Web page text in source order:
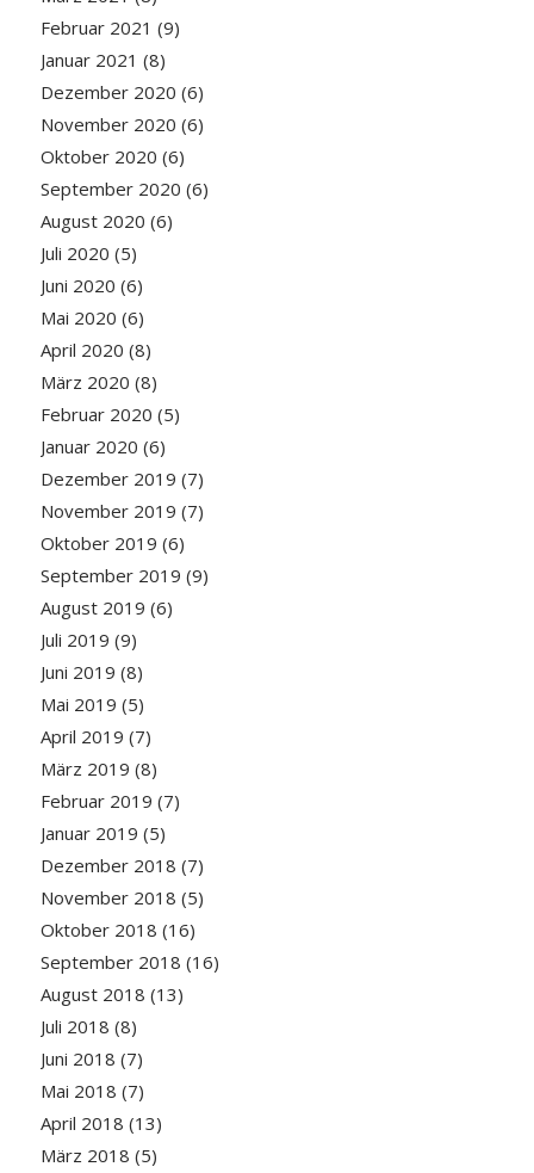
Februar 2021 (9)
Januar 2021 (8)
Dezember 2020 (6)
November 2020 (6)
Oktober 2020 (6)
September 2020 (6)
August 2020 (6)
Juli 2020 (5)
Juni 2020 (6)
Mai 2020 (6)
April 2020 (8)
März 2020 (8)
Februar 2020 (5)
Januar 2020 (6)
Dezember 2019 (7)
November 2019 (7)
Oktober 2019 (6)
September 2019 (9)
August 2019 (6)
Juli 2019 (9)
Juni 2019 (8)
Mai 2019 (5)
April 2019 (7)
März 2019 (8)
Februar 2019 (7)
Januar 2019 (5)
Dezember 2018 (7)
November 2018 (5)
Oktober 2018 (16)
September 2018 (16)
August 2018 (13)
Juli 2018 (8)
Juni 2018 (7)
Mai 2018 (7)
April 2018 (13)
März 2018 (5)